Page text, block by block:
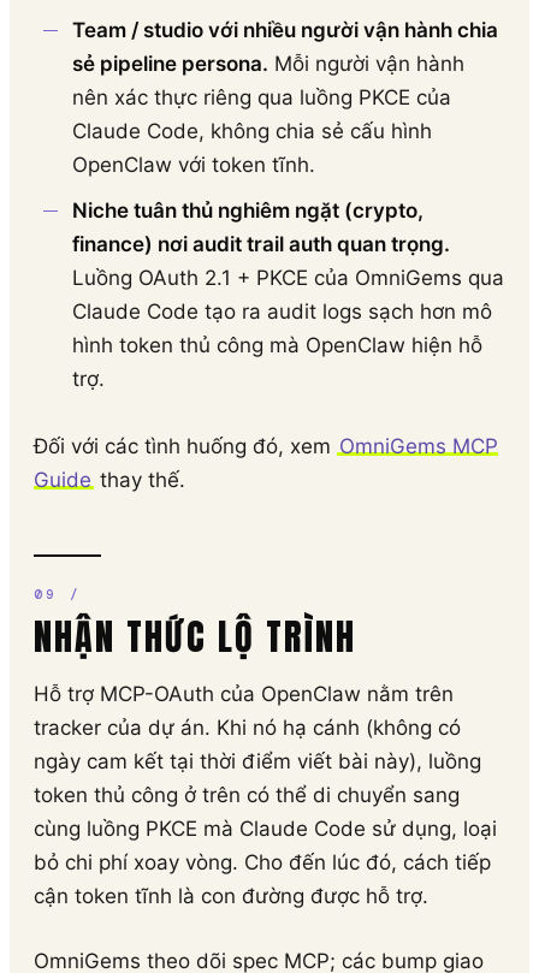
Team / studio với nhiều người vận hành chia
sẻ pipeline persona. Mỗi người vận hành
nên xác thực riêng qua luồng PKCE của
Claude Code, không chia sẻ cấu hình
OpenClaw với token tĩnh.
Niche tuân thủ nghiêm ngặt (crypto,
finance) nơi audit trail auth quan trọng.
Luồng OAuth 2.1 + PKCE của OmniGems qua
Claude Code tạo ra audit logs sạch hơn mô
hình token thủ công mà OpenClaw hiện hỗ
trợ.
Đối với các tình huống đó, xem OmniGems MCP
Guide thay thế.
NHẬN THỨC LỘ TRÌNH
Hỗ trợ MCP-OAuth của OpenClaw nằm trên
tracker của dự án. Khi nó hạ cánh (không có
ngày cam kết tại thời điểm viết bài này), luồng
token thủ công ở trên có thể di chuyển sang
cùng luồng PKCE mà Claude Code sử dụng, loại
bỏ chi phí xoay vòng. Cho đến lúc đó, cách tiếp
cận token tĩnh là con đường được hỗ trợ.
OmniGems theo dõi spec MCP; các bump giao